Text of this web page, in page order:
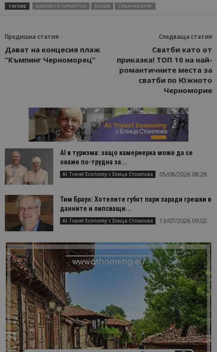
ТАГОВЕ НАПЛЮТА ТУРИСТКА РУСИЯ СЛЪНЧЕВ БРЯГ
Предишна статия
Дават на концесия плаж
“Къмпинг Черноморец”
Следваща статия
Сватби като от
приказка! ТОП 10 на най-
романтичните места за
сватби по Южното
Черноморие
AI в туризма: защо камериерка може да се
окаже по-трудна за...
AI Travel Economy с Елица Стоилова 05/08/2026 08:28
Тим Браун: Хотелите губят пари заради грешки в
данните и липсващи...
AI Travel Economy с Елица Стоилова 13/07/2026 09:02